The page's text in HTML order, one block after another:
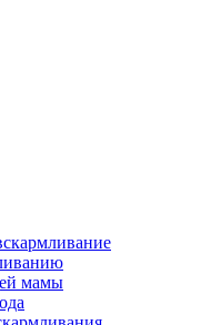
мамы